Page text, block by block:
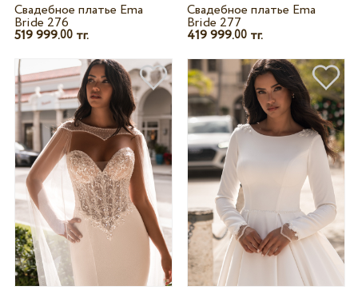
Свадебное платье Ema
Bride 276
519 999.00тг.
Свадебное платье Ema
Bride 277
419 999.00 тг.